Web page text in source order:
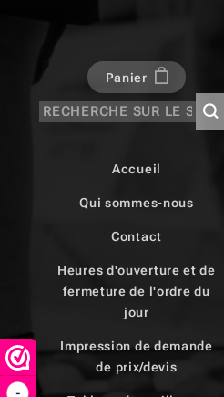
-
Panier
Accueil
Qui sommes-nous
Contact
Heures d'ouverture et de
fermeture de l'ordre du
jour
Impression de demande
de prix/devis